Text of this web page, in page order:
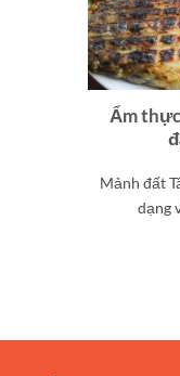
Ẩm
Mảnh đất
dạng